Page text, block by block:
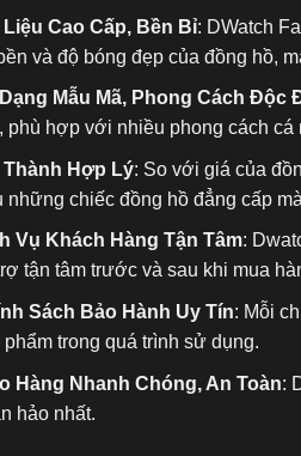
Liệu Cao Cấp, Bền Bỉ: DWatch
và độ bóng đẹp của đồng hồ,
Mẫu Mã, Phong Cách Độc
phù hợp với nhiều phong cách
Thành Hợp Lý: So với giá của
những chiếc đồng hồ đẳng cấp
Vụ Khách Hàng Tận Tâm:
tận tâm trước và sau khi mua
Sách Bảo Hành Uy Tín: Mỗi
phẩm trong quá trình sử dụng.
Hàng Nhanh Chóng, An Toàn:
hảo nhất.